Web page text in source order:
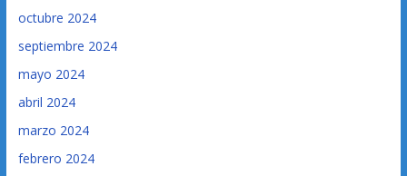
octubre 2024
septiembre 2024
mayo 2024
abril 2024
marzo 2024
febrero 2024